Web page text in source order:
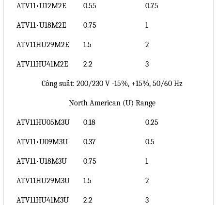
ATV11•U12M2E 0.55 0.75
ATV11•U18M2E 0.75 1
ATV11HU29M2E 1.5 2
ATV11HU41M2E 2.2 3
Công suất: 200/230 V -15%, +15%, 50/60 Hz
North American (U) Range
ATV11HU05M3U 0.18 0.25
ATV11•U09M3U 0.37 0.5
ATV11•U18M3U 0.75 1
ATV11HU29M3U 1.5 2
ATV11HU41M3U 2.2 3